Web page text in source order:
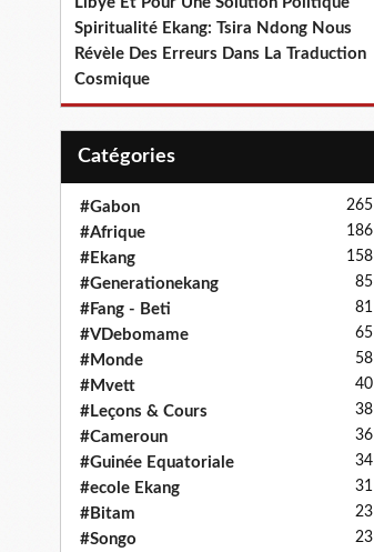
Spiritualité Ekang: Tsira Ndong Nous
Révèle Des Erreurs Dans La Traduction
Cosmique
Catégories
#Gabon 265
#Afrique 186
#Ekang 158
#Generationekang 85
#Fang - Beti 81
#VDebomame 65
#Monde 58
#Mvett 40
#Leçons & Cours 38
#Cameroun 36
#Guinée Equatoriale 34
#ecole Ekang 31
#Bitam 23
#Songo 23